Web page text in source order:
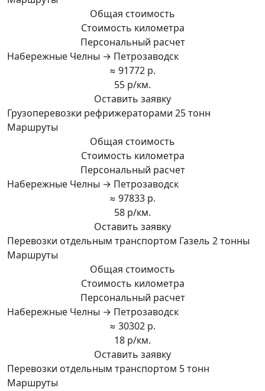
Общая стоимость
Стоимость километра
Персональный расчет
Набережные Челны → Петрозаводск
≈ 91772 р.
55 р/км.
Оставить заявку
Грузоперевозки рефрижераторами 25 тонн
Маршруты
Общая стоимость
Стоимость километра
Персональный расчет
Набережные Челны → Петрозаводск
≈ 97833 р.
58 р/км.
Оставить заявку
Перевозки отдельным транспортом Газель 2 тонны
Маршруты
Общая стоимость
Стоимость километра
Персональный расчет
Набережные Челны → Петрозаводск
≈ 30302 р.
18 р/км.
Оставить заявку
Перевозки отдельным транспортом 5 тонн
Маршруты